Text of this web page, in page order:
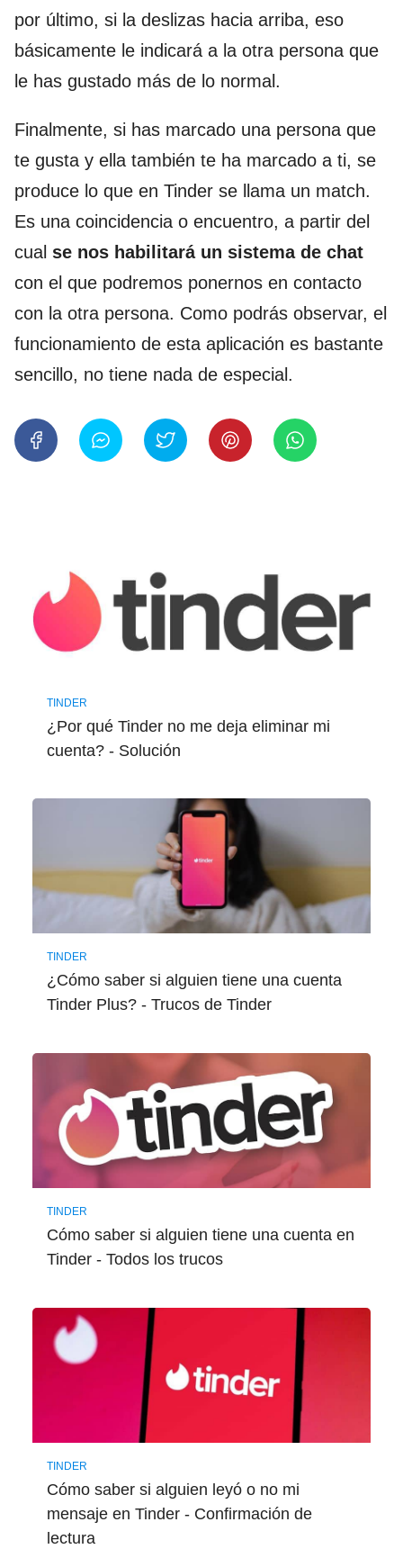
por último, si la deslizas hacia arriba, eso
básicamente le indicará a la otra persona que
le has gustado más de lo normal.
Finalmente, si has marcado una persona que
te gusta y ella también te ha marcado a ti, se
produce lo que en Tinder se llama un match.
Es una coincidencia o encuentro, a partir del
cual se nos habilitará un sistema de chat
con el que podremos ponernos en contacto
con la otra persona. Como podrás observar, el
funcionamiento de esta aplicación es bastante
sencillo, no tiene nada de especial.
TINDER
¿Por qué Tinder no me deja eliminar mi
cuenta? - Solución
TINDER
¿Cómo saber si alguien tiene una cuenta
Tinder Plus? - Trucos de Tinder
TINDER
Cómo saber si alguien tiene una cuenta en
Tinder - Todos los trucos
TINDER
Cómo saber si alguien leyó o no mi
mensaje en Tinder - Confirmación de
lectura